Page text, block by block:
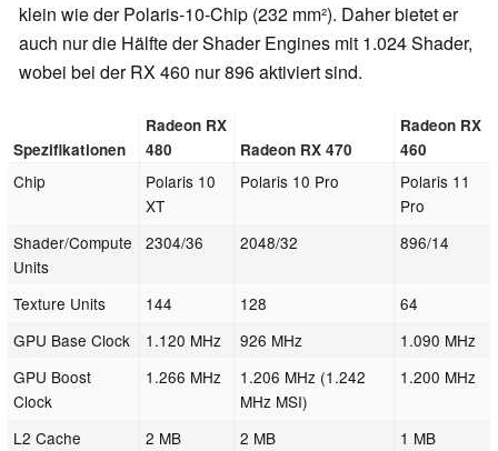
klein wie der Polaris-10-Chip (232 mm²). Daher bietet er
auch nur die Hälfte der Shader Engines mit 1.024 Shader,
wobei bei der RX 460 nur 896 aktiviert sind.
Spezifikationen
Radeon RX
480
Radeon RX 470
Radeon RX
460
Chip
Polaris 10
XT
Polaris 10 Pro
Polaris 11
Pro
Shader/Compute
Units
2304/36 2048/32 896/14
Texture Units 144 128
64
GPU Base Clock
1.120 MHz 926 MHz
1.090 MHz
GPU Boost
Clock
1.266 MHz
1.206 MHz (1.242
MHz MSI)
1.200 MHz
L2 Cache 2 MB 2 MB
1 MB